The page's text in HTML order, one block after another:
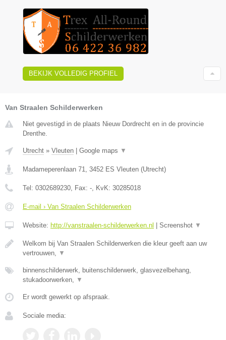
BEKIJK VOLLEDIG PROFIEL
Van Straalen Schilderwerken
Niet gevestigd in de plaats Nieuw Dordrecht en in de provincie
Drenthe.
Utrecht » Vleuten Google maps ▼
Madameperenlaan 71, 3452 ES Vleuten (Utrecht)
Tel: 0302689230, Fax: -, KvK: 30285018
E-mail › Van Straalen Schilderwerken
Website: http://vanstraalen-schilderwerken.nl Screenshot ▼
Welkom bij Van Straalen Schilderwerken die kleur geeft aan uw
vertrouwen, ▼
binnenschilderwerk, buitenschilderwerk, glasvezelbehang,
stukadoorwerken, ▼
Er wordt gewerkt op afspraak.
Sociale media: